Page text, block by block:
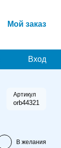
Мой заказ
Вход
Артикул
orb44321
В желания